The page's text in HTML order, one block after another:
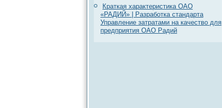
Краткая характеристика ОАО
«РАДИЙ» | Разработка стандарта
Управление затратами на качество для
предприятия ОАО Радий